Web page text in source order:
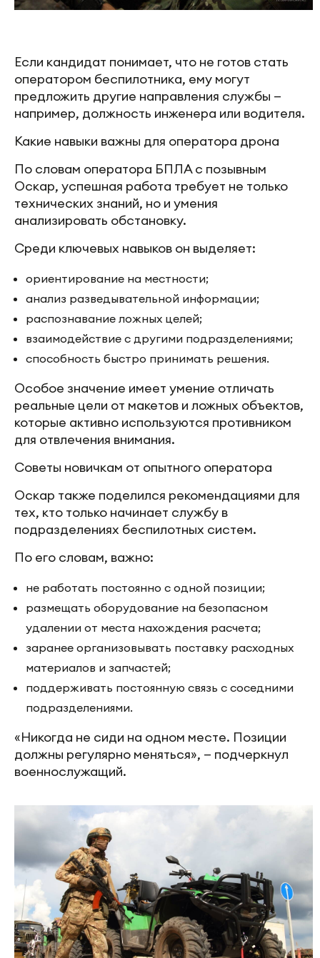
Если кандидат понимает, что не готов стать
оператором беспилотника, ему могут
предложить другие направления службы —
например, должность инженера или водителя.
Какие навыки важны для оператора дрона
По словам оператора БПЛА с позывным
Оскар, успешная работа требует не только
технических знаний, но и умения
анализировать обстановку.
Среди ключевых навыков он выделяет:
ориентирование на местности;
анализ разведывательной информации;
распознавание ложных целей;
взаимодействие с другими подразделениями;
способность быстро принимать решения.
Особое значение имеет умение отличать
реальные цели от макетов и ложных объектов,
которые активно используются противником
для отвлечения внимания.
Советы новичкам от опытного оператора
Оскар также поделился рекомендациями для
тех, кто только начинает службу в
подразделениях беспилотных систем.
По его словам, важно:
не работать постоянно с одной позиции;
размещать оборудование на безопасном
удалении от места нахождения расчета;
заранее организовывать поставку расходных
материалов и запчастей;
поддерживать постоянную связь с соседними
подразделениями.
«Никогда не сиди на одном месте. Позиции
должны регулярно меняться», — подчеркнул
военнослужащий.